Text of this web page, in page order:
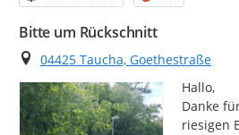
Bitte um Rückschnitt
Ort
04425 Taucha, Goethestraße
Hallo,
Danke
riesigen